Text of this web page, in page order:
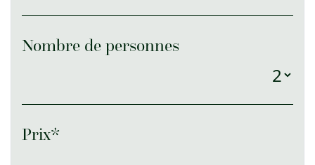
Nombre de personnes
Prix*